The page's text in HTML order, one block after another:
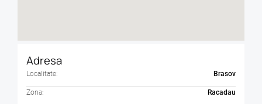
Adresa
Localitate: Brasov
Zona: Racadau